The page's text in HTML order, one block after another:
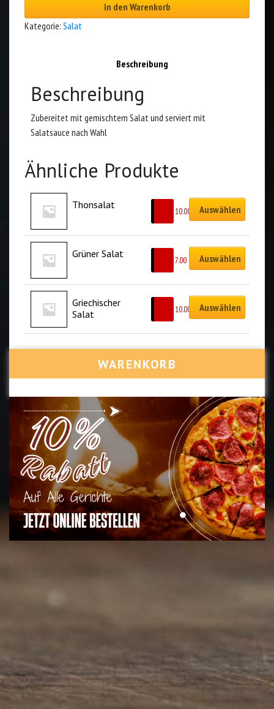
In den Warenkorb
Kategorie: Salat
Beschreibung
Beschreibung
Zubereitet mit gemischtem Salat und serviert mit
Salatsauce nach Wahl
Ähnliche Produkte
Thonsalat
10.00 Auswählen
Grüner Salat
7.00 Auswählen
Griechischer
Salat
10.00 Auswählen
WARENKORB